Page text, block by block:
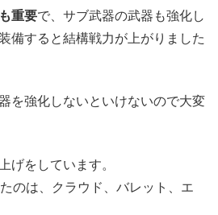
重要で、サブ武器の武器も強化し
備すると結構戦力が上がりました
を強化しないといけないので大変
げをしています。
のは、クラウド、バレット、エ